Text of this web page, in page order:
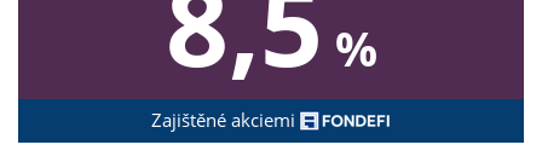
%
Zajištěné akciemi